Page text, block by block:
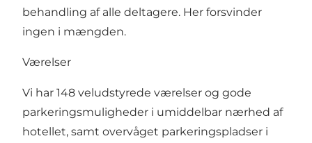
behandling af alle deltagere. Her forsvinder
ingen i mængden.
Værelser
Vi har 148 veludstyrede værelser og gode
parkeringsmuligheder i umiddelbar nærhed af
hotellet, samt overvåget parkeringspladser i